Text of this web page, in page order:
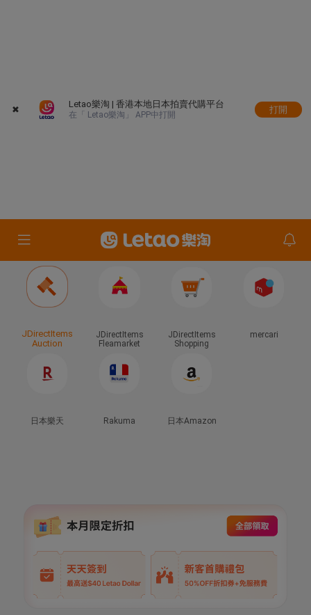
✖
Letao樂淘 | 香港本地日本拍賣代購平台
在「 Letao樂淘」 APP中打開
打開
JDirectItems
Auction
JDirectItems
Fleamarket
JDirectItems
Shopping
mercari
日本樂天 Rakuma 日本Amazon